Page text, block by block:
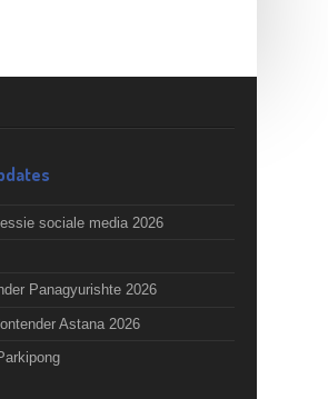
sociale media 2026
Panagyurishte 2026
Astana 2026